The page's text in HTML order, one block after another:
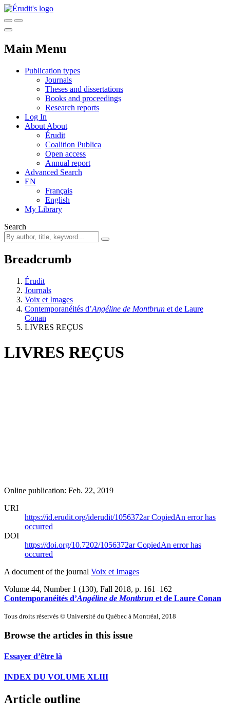
Main Menu
Publication types
Journals
Theses and dissertations
Books and proceedings
Research reports
Log In
About About
Érudit
Coalition Publica
Open access
Annual report
Advanced Search
EN
Français
English
My Library
Search
Breadcrumb
Érudit
Journals
Voix et Images
Contemporanéités d’Angéline de Montbrun et de Laure
Conan
LIVRES REÇUS
LIVRES REÇUS
Online publication: Feb. 22, 2019
URI
https://id.erudit.org/iderudit/1056372arCopiedAn error has
occurred
DOI
https://doi.org/10.7202/1056372arCopiedAn error has
occurred
A document of the journal Voix et Images
Volume 44, Number 1 (130), Fall 2018, p. 161–162
Contemporanéités d’Angéline de Montbrun et de Laure Conan
Tous droits réservés © Université du Québec à Montréal, 2018
Browse the articles in this issue
Essayer d’être là
INDEX DU VOLUME XLIII
Article outline